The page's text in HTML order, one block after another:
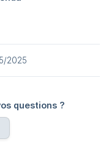
2025
questions ?